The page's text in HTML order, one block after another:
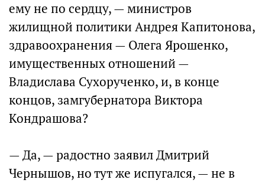
ему не по сердцу, — министров
жилищной политики Андрея Капитонова,
здравоохранения — Олега Ярошенко,
имущественных отношений —
Владислава Сухорученко, и, в конце
концов, замгубернатора Виктора
Кондрашова?
— Да, — радостно заявил Дмитрий
Чернышов, но тут же испугался, — не в